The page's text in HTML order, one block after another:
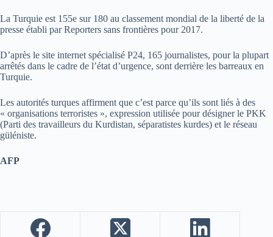
La Turquie est 155e sur 180 au classement mondial de la liberté de la
presse établi par Reporters sans frontières pour 2017.
D’après le site internet spécialisé P24, 165 journalistes, pour la plupart
arrêtés dans le cadre de l’état d’urgence, sont derrière les barreaux en
Turquie.
Les autorités turques affirment que c’est parce qu’ils sont liés à des
« organisations terroristes », expression utilisée pour désigner le PKK
(Parti des travailleurs du Kurdistan, séparatistes kurdes) et le réseau
güléniste.
AFP